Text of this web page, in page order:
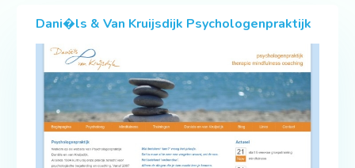
Dani�ls & Van Kruijsdijk Psychologenpraktijk